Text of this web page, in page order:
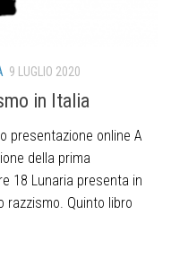
9 LUGLIO 2020
in Italia
presentazione online A
della prima
18 Lunaria presenta in
razzismo. Quinto libro